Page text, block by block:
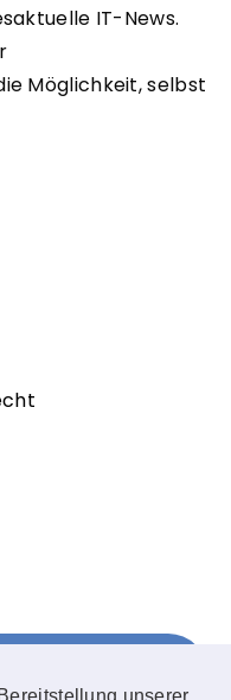
unserer
IT-News.
Möglichkeit, selbst